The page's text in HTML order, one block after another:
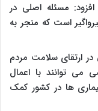
مسئله اصلی در
است که منجر به
ارتقای سلامت مردم
می توانند با اعمال
ها در کشور کمک